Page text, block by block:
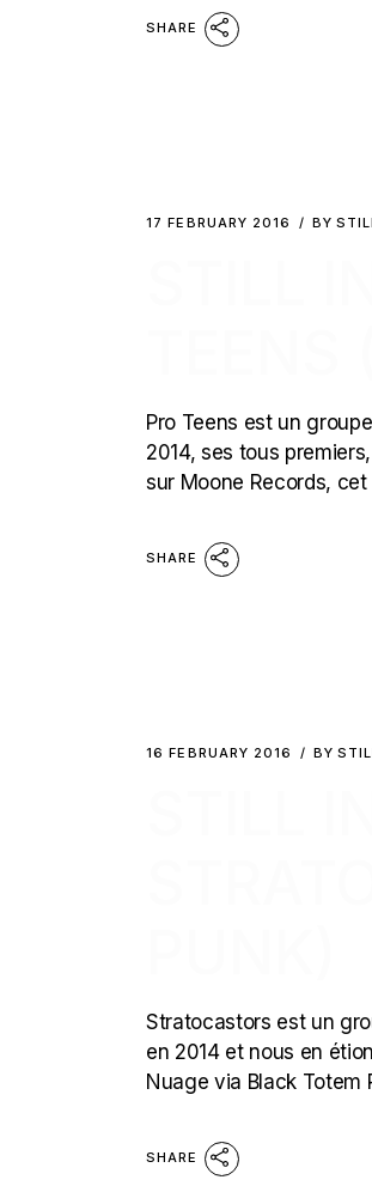
SHARE
17 FEBRUARY 2016 BY
Pro Teens est un
2014, ses tous
sur Moone Records,
SHARE
16 FEBRUARY 2016 BY
Stratocastors est un
en 2014 et nous en
Nuage via Black Totem
SHARE